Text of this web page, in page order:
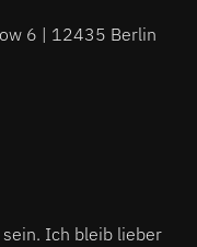
6 | 12435 Berlin
Ich bleib lieber